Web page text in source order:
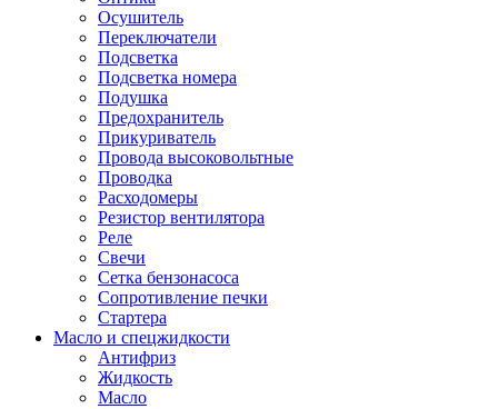
Осушитель
Переключатели
Подсветка
Подсветка номера
Подушка
Предохранитель
Прикуриватель
Провода высоковольтные
Проводка
Расходомеры
Резистор вентилятора
Реле
Свечи
Сетка бензонасоса
Сопротивление печки
Стартера
Масло и спецжидкости
Антифриз
Жидкость
Масло